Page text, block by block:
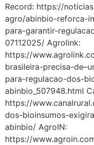
Record: https://
agro/abinbio-reforca-
para-garantir-
07112025/ Agrolink:
https://
brasileira-precisa-
para-regulacao-dos-
abinbio_507948.html
https://
dos-bioinsumos-
abinbio/ AgroIN:
https://